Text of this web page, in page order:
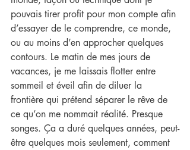
pouvais tirer profit pour mon compte afin
d’essayer de le comprendre, ce monde,
ou au moins d’en approcher quelques
contours. Le matin de mes jours de
vacances, je me laissais flotter entre
sommeil et éveil afin de diluer la
frontière qui prétend séparer le rêve de
ce qu’on me nommait réalité. Presque
songes. Ça a duré quelques années, peut-
être quelques mois seulement, comment